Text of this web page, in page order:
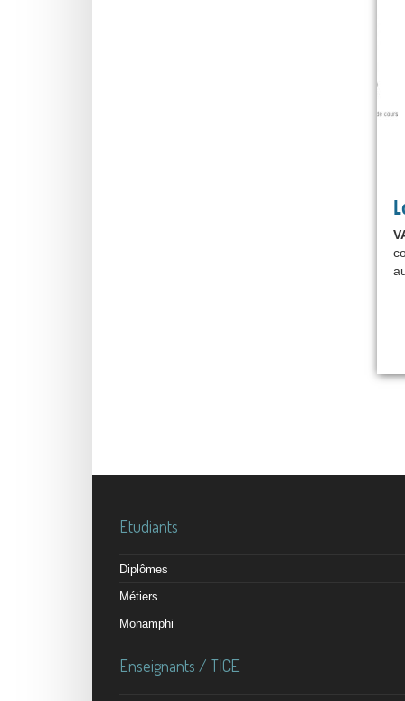
Etudiants
Diplômes
Métiers
Monamphi
Enseignants / TICE